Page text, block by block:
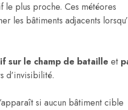
le plus proche. Ces météores
les bâtiments adjacents
sur le champ de bataille et
d’invisibilité.
si aucun bâtiment cible